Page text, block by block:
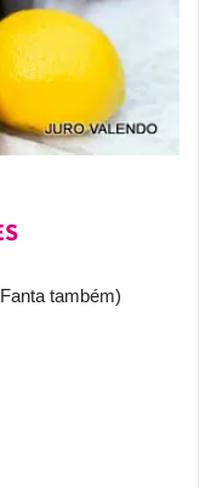
também)